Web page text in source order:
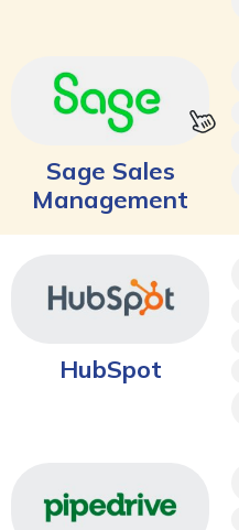
Sage Sales
Management
HubSpot